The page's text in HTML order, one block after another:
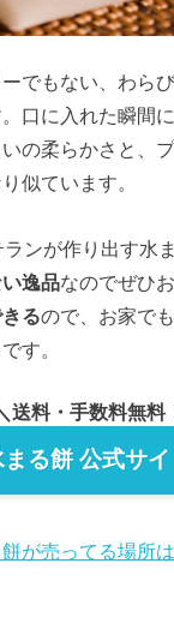
でもない、わら
口に入れた瞬間
の柔らかさと、
似ています。
ンが作り出す水
逸品なのでぜひ
るので、お家で
す。
送料・手数料無料
る餅 公式サイ
が売ってる場所